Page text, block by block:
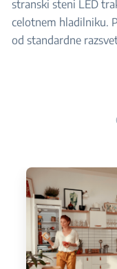
stranski steni LED
celotnem hladilniku.
od standardne